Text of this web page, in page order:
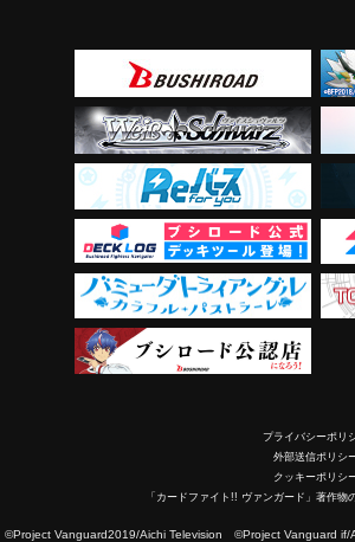
プライバシーポリ
外部送信ポリシ
クッキーポリシ
「カードファイト!! ヴァンガード」著作物
Vanguard2019/Aichi Television ©Project Vanguard